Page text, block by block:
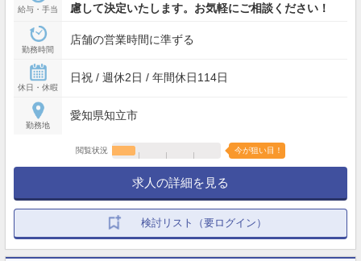
給与・手当
慮して決定いたします。お気軽にご相談ください！
勤務時間
店舗の営業時間に準ずる
休日・休暇
日祝 / 週休2日 / 年間休日114日
勤務地
愛知県知立市
閲覧状況 今が狙い目！
求人の詳細を見る
検討リスト（要ログイン）